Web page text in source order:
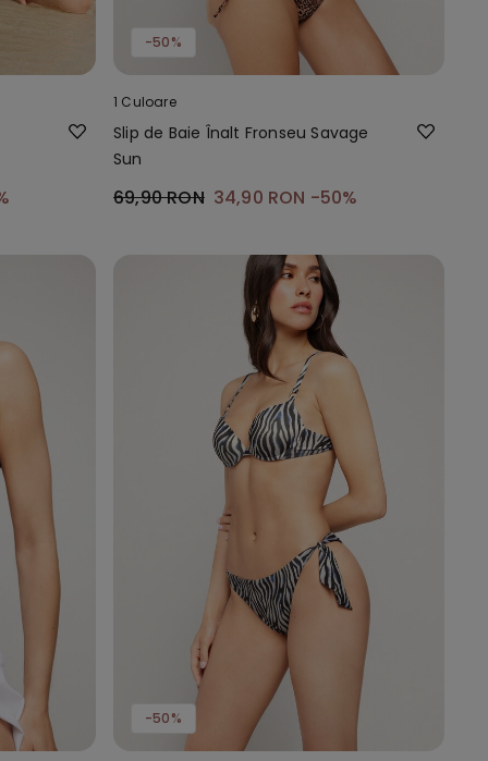
-50%
1 Culoare
Slip de Baie Înalt Fronseu Savage
Sun
69,90 RON 34,90 RON -50%
-50%